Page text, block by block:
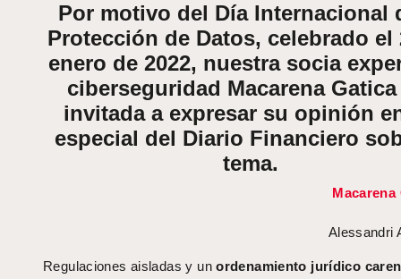
Por motivo del Día Internacional
Protección de Datos, celebrado el
enero de 2022, nuestra socia
ciberseguridad Macarena
invitada a expresar su opinión
especial del Diario Financiero
tema.
Macarena
Alessandri
Regulaciones aisladas y unordenamiento jurídico